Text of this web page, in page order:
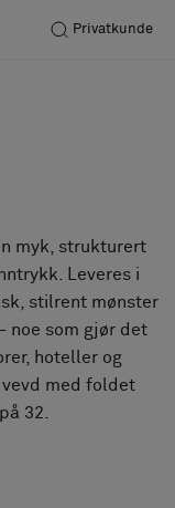
Privatkunde
myk, strukturert
Leveres i
stilrent mønster
noe som gjør det
hoteller og
med foldet
32.